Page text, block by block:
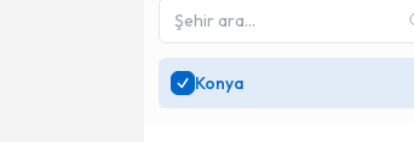
SadeceKonya
uzman ara
Konya